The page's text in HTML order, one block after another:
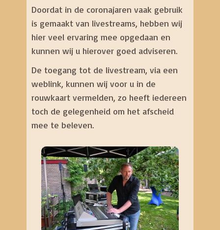
Doordat in de coronajaren vaak gebruik
is gemaakt van livestreams, hebben wij
hier veel ervaring mee opgedaan en
kunnen wij u hierover goed adviseren.
De toegang tot de livestream, via een
weblink, kunnen wij voor u in de
rouwkaart vermelden, zo heeft iedereen
toch de gelegenheid om het afscheid
mee te beleven.